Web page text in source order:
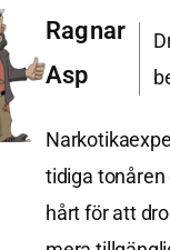
Ragnar
Asp
tidiga
hårt för att